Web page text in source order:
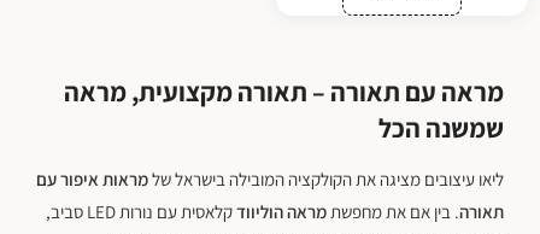
מראה עם תאורה – תאורה מקצועית, מראה
שמשנה הכל
ליאו עיצובים מציגה את הקולקציה המובילה בישראל שלמראות איפור עם
תאורה. בין אם את מחפשתמראה הוליוודקלאסית עם נורות LED סביב,